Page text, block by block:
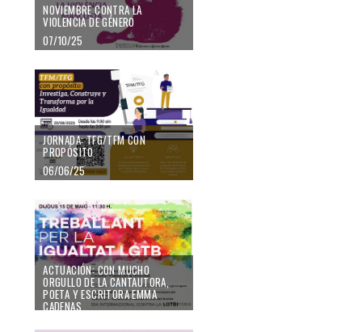
NOVIEMBRE CONTRA LA
VIOLENCIA DE GÉNERO
07/10/25
JORNADA: TFG/TFM CON
PROPÓSITO
06/06/25
ACTUACIÓN: CON MUCHO
ORGULLO DE LA CANTAUTORA,
POETA Y ESCRITORA EMMA
CADENAS